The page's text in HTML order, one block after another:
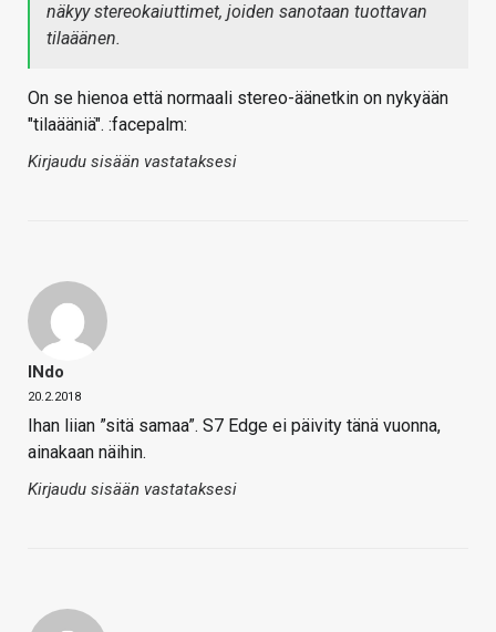
näkyy stereokaiuttimet, joiden sanotaan tuottavan
tilaäänen.
On se hienoa että normaali stereo-äänetkin on nykyään
"tilaääniä". :facepalm:
Kirjaudu sisään vastataksesi
INdo
20.2.2018
Ihan liian ”sitä samaa”. S7 Edge ei päivity tänä vuonna,
ainakaan näihin.
Kirjaudu sisään vastataksesi